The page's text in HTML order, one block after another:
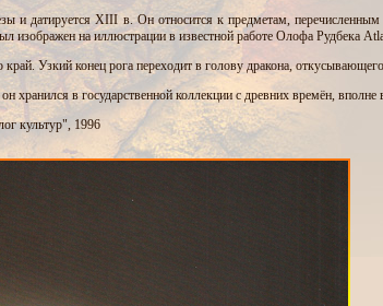
и датируется XIII в. Он относится к предметам,
изображен на иллюстрации в известной работе Олофа Рудбека
Узкий конец рога переходит в голову дракона,
хранился в государственной коллекции с древних времён,
культур", 1996